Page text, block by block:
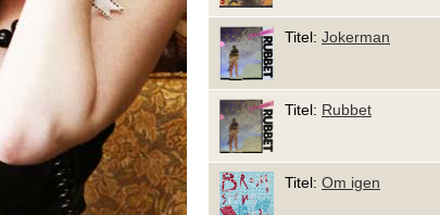
Titel: Jokerman
Titel: Rubbet
Titel: Om igen